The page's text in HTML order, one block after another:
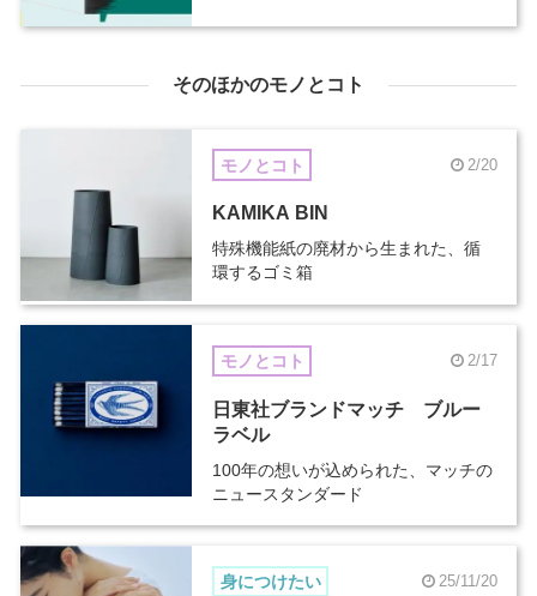
そのほかのモノとコト
モノとコト 2/20
KAMIKA BIN
特殊機能紙の廃材から生まれた、循
環するゴミ箱
モノとコト 2/17
日東社ブランドマッチ ブルー
ラベル
100年の想いが込められた、マッチの
ニュースタンダード
身につけたい 25/11/20